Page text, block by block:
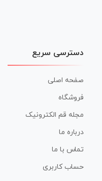
دسترسی سریع
صفحه اصلی
فروشگاه
مجله قم الکترونیک
درباره ما
تماس با ما
حساب کاربری